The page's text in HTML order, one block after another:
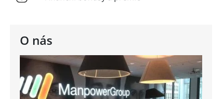
O nás